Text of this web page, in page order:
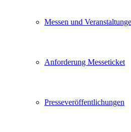
Messen und
Anforderung Messeticket
Presseveröffentlichungen